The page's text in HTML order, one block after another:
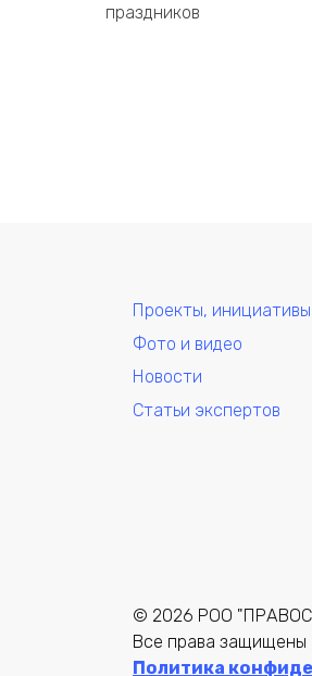
праздников
Проекты,
Фото и видео
Новости
Статьи экспертов
© 2026 РОО
Все права защищены
Политика